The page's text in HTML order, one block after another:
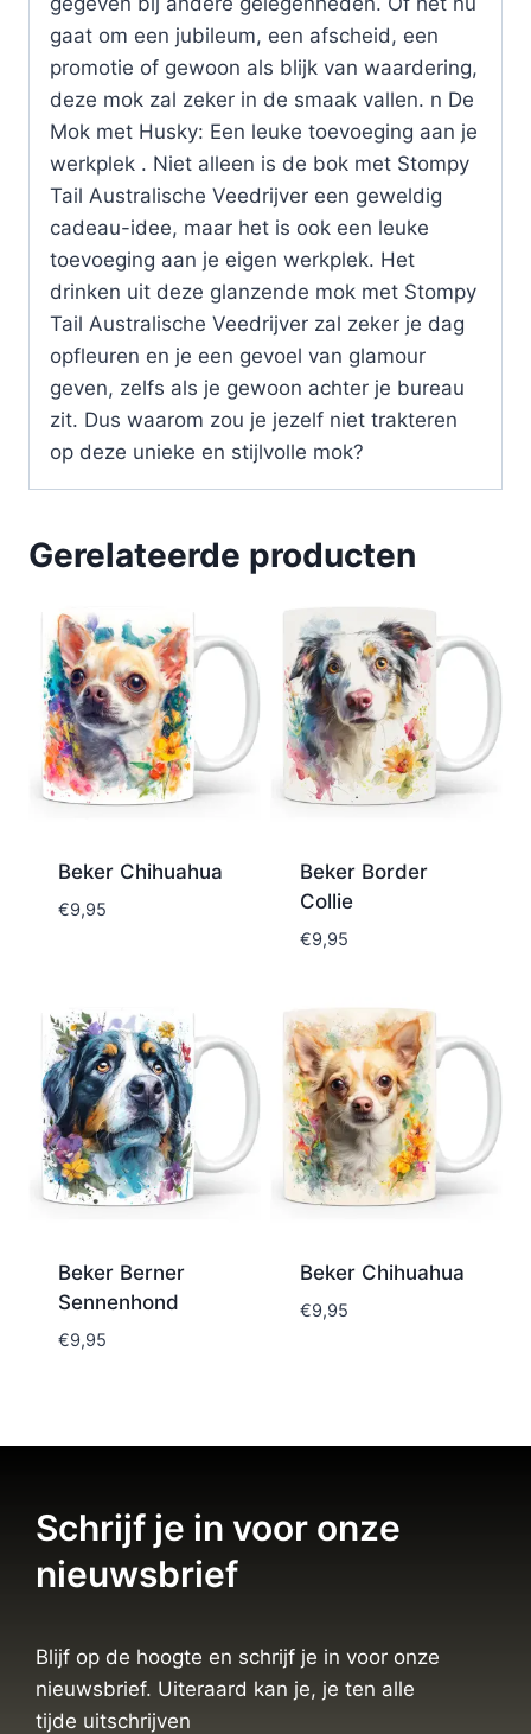
gaat om een jubileum, een afscheid, een
promotie of gewoon als blijk van waardering,
deze mok zal zeker in de smaak vallen. n De
Mok met Husky: Een leuke toevoeging aan je
werkplek . Niet alleen is de bok met Stompy
Tail Australische Veedrijver een geweldig
cadeau-idee, maar het is ook een leuke
toevoeging aan je eigen werkplek. Het
drinken uit deze glanzende mok met Stompy
Tail Australische Veedrijver zal zeker je dag
opfleuren en je een gevoel van glamour
geven, zelfs als je gewoon achter je bureau
zit. Dus waarom zou je jezelf niet trakteren
op deze unieke en stijlvolle mok?
Gerelateerde producten
Beker Chihuahua
€9,95
Beker Border
Collie
€9,95
Beker Berner
Sennenhond
€9,95
Beker Chihuahua
€9,95
Schrijf je in voor onze
nieuwsbrief
Blijf op de hoogte en schrijf je in voor onze
nieuwsbrief. Uiteraard kan je, je ten alle
tijde uitschrijven